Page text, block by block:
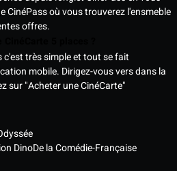
CinéPass où vous trouverez l'ensmeble
offres.
c'est très simple et tout se fait
mobile. Dirigez-vous vers dans la
sur "Acheter une CinéCarte"
DinoDe la Comédie-Française